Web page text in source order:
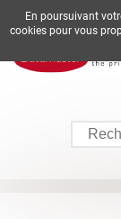
En poursuivant
cookies pour vous